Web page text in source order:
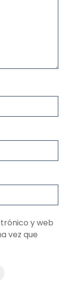
y web
vez que